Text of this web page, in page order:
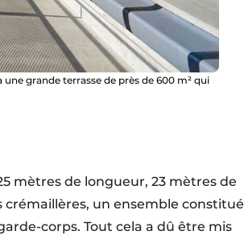
grande terrasse de près de 600 ​m² qui
mètres de longueur, 23 ​mètres de
crémaillères, un ensemble constitué
corps. Tout cela a dû être mis